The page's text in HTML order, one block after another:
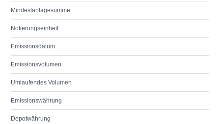
Mindestanlagesumme
Notierungseinheit
Emissionsdatum
Emissionsvolumen
Umlaufendes Volumen
Emissionswährung
Depotwährung